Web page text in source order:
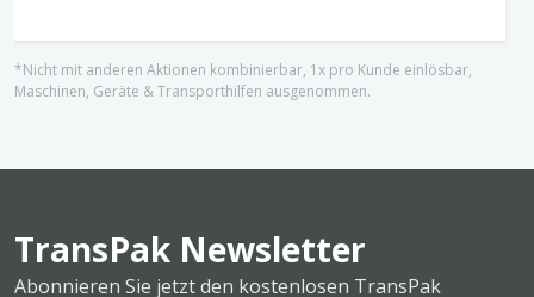
*Nicht mit anderen Aktionen kombinierbar, 1x pro Kunde einlösbar,
Maschinen, Geräte & Transporthilfen ausgenommen.
TransPak Newsletter
Abonnieren Sie jetzt den kostenlosen TransPak